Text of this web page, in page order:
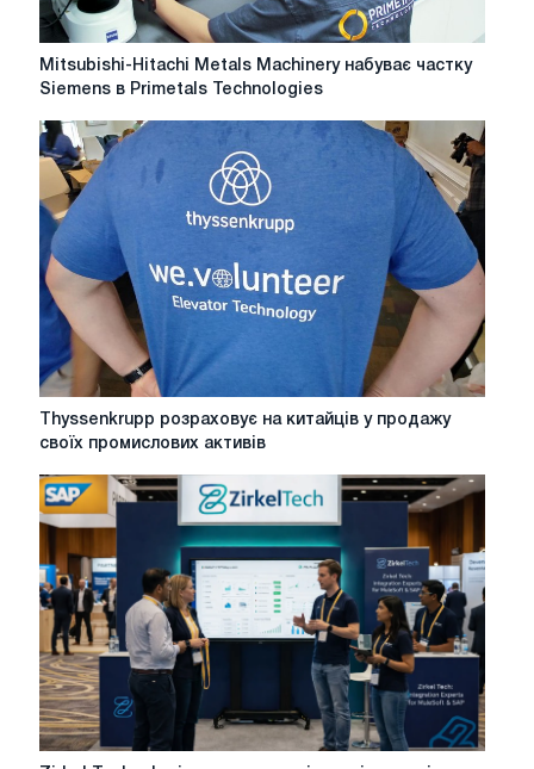
Mitsubishi-
Hitachi
Machinery
набуває
частку
Siemens
Primetals
Technologies
Mitsubishi-Hitachi Metals Machinery набуває частку
Siemens в Primetals Technologies
Thyssenkrupp
розраховує
китайців
у
продажу
своїх
промислових
активів
Thyssenkrupp розраховує на китайців у продажу
своїх промислових активів
Zirkel